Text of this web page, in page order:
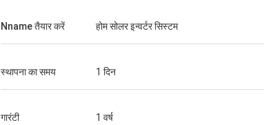
केविन
Nname तैयार करें होम सोलर इन्वर्टर सिस्टम
स्थापना का समय 1 दिन
गारंटी 1 वर्ष